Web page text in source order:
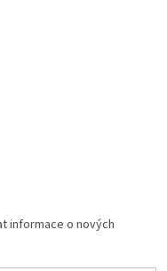
informace o nových